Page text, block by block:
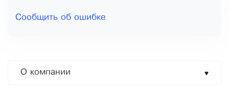
Сообщить об ошибке
О компании